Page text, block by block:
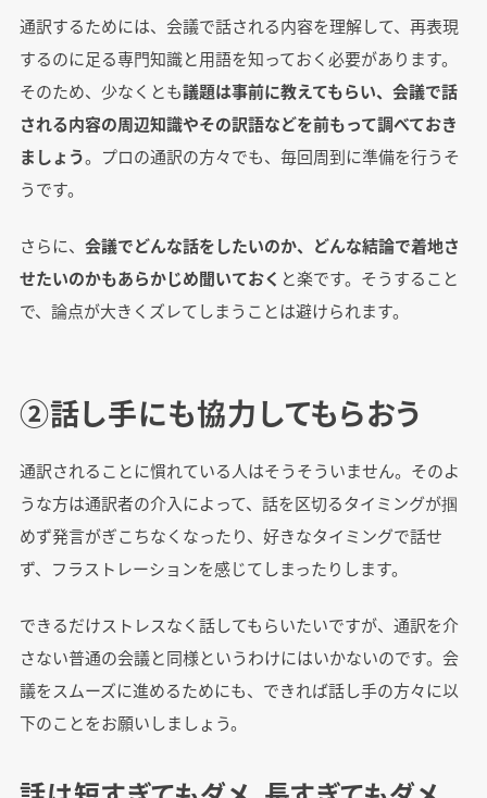
通訳するためには、会議で話される内容を理解して、再表現
するのに足る専門知識と用語を知っておく必要があります。
そのため、少なくとも議題は事前に教えてもらい、会議で話
される内容の周辺知識やその訳語などを前もって調べておき
ましょう。プロの通訳の方々でも、毎回周到に準備を行うそ
うです。
さらに、 会議でどんな話をしたいのか、どんな結論で着地さ
せたいのかもあらかじめ聞いておく と楽です。そうすること
で、論点が大きくズレてしまうことは避けられます。
②話し手にも協力してもらおう
通訳されることに慣れている人はそうそういません。そのよ
うな方は通訳者の介入によって、話を区切るタイミングが掴
めず発言がぎこちなくなったり、好きなタイミングで話せ
ず、フラストレーションを感じてしまったりします。
できるだけストレスなく話してもらいたいですが、通訳を介
さない普通の会議と同様というわけにはいかないのです。会
議をスムーズに進めるためにも、できれば話し手の方々に以
下のことをお願いしましょう。